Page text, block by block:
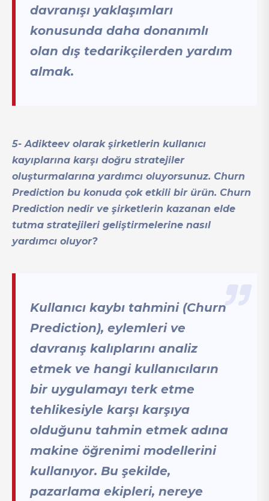
davranışı yaklaşımları
konusunda daha donanımlı
olan dış tedarikçilerden yardım
almak.
5- Adikteev olarak şirketlerin kullanıcı
kayıplarına karşı doğru stratejiler
oluşturmalarına yardımcı oluyorsunuz. Churn
Prediction bu konuda çok etkili bir ürün. Churn
Prediction nedir ve şirketlerin kazanan elde
tutma stratejileri geliştirmelerine nasıl
yardımcı oluyor?
Kullanıcı kaybı tahmini (Churn
Prediction), eylemleri ve
davranış kalıplarını analiz
etmek ve hangi kullanıcıların
bir uygulamayı terk etme
tehlikesiyle karşı karşıya
olduğunu tahmin etmek adına
makine öğrenimi modellerini
kullanıyor. Bu şekilde,
pazarlama ekipleri, nereye